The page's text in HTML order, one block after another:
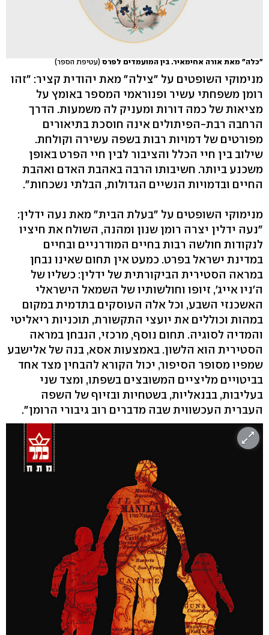
"כלה" מאת אורה אחימאיר. בין המועמדים לפרס (עטיפת הספר)
מנימוקי השופטים על "צילה" מאת יהודית קציר: "זהו
רומן משפחתי עשיר ופנוראמי המספר באומץ על
מציאות של כמה דורות ומעניק לה משמעות. הדרך
הרחבה רבת-הפיתולים אינה חוסכת בתיאורים
מפורטים של דמויות רבות בשפה עשירה וקולחת.
שילוב בין חיי הכלל והציבור לבין חיי הפרט באופן
משכנע ביותר. חשיבותו הרבה באהבת האדם ואהבת
החיים ובדמויות הנשיים הגדולות, הבלתי נשכחות".
מנימוקי השופטים על "בעלת הבית" מאת נעה ידלין:
"נעה ידלין יצרה רומן שנון ומהנה, השולח את חיציו
לנקודות חולשה רבות בחיים המודרניים ובחיים
במדינת ישראל בפרט. כמעט אין תחום שאינו נבחן
במראה הסטירית הביקורתית של ידלין: כשליו של
ה'ניו אייג', זיופו וחולשותיו של השמאל הישראלי
האשכנזי השבע, וכל אלה העוסקים בתדמית במקום
במהות וכוללים את יועצי התקשורת, תוכניות ריאליטי
והמדיה לסוגיה. תחום נוסף, מרכזי, הנבחן במראה
הסטירית הוא הלשון. באמצעות אסא, בנה של אלישבע
שמפיו מסופר הסיפור, יכול הקורא להבחין מצד אחד
בביטויים מליציים המשובצים בשפתו, ומצד שני
בעליבות, בבנאליות, בשטחיות ובזיוף של השפה
העברית העכשווית שבה מדברים רוב גיבורי הרומן".